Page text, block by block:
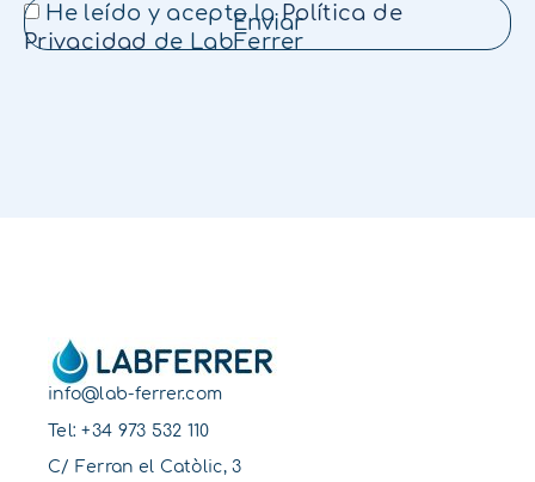
He leído y acepto laPolítica de
Privacidad de LabFerrer
Enviar
info@lab-ferrer.com
Tel:+34 973 532 110
C/ Ferran el Catòlic, 3